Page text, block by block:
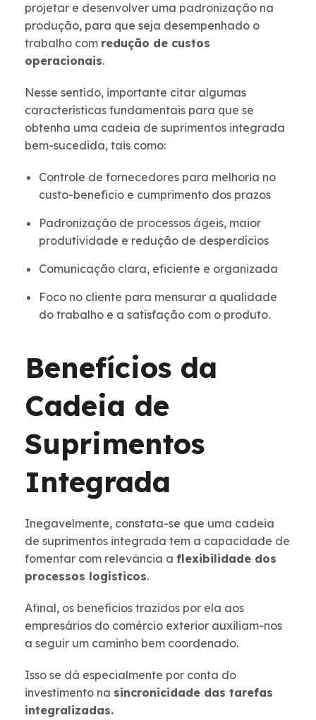
projetar e desenvolver uma padronização na
produção, para que seja desempenhado o
trabalho com redução de custos
operacionais.
Nesse sentido, importante citar algumas
características fundamentais para que se
obtenha uma cadeia de suprimentos integrada
bem-sucedida, tais como:
Controle de fornecedores para melhoria no
custo-benefício e cumprimento dos prazos
Padronização de processos ágeis, maior
produtividade e redução de desperdícios
Comunicação clara, eficiente e organizada
Foco no cliente para mensurar a qualidade
do trabalho e a satisfação com o produto.
Benefícios da
Cadeia de
Suprimentos
Integrada
Inegavelmente, constata-se que uma cadeia
de suprimentos integrada tem a capacidade de
fomentar com relevância a flexibilidade dos
processos logísticos.
Afinal, os benefícios trazidos por ela aos
empresários do comércio exterior auxiliam-nos
a seguir um caminho bem coordenado.
Isso se dá especialmente por conta do
investimento na sincronicidade das tarefas
integralizadas.